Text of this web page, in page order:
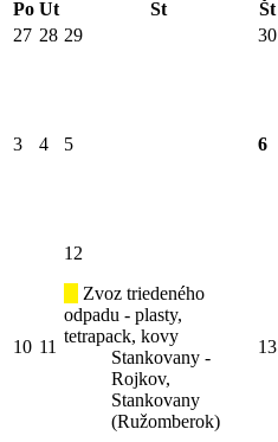
Po Ut St Št
27 28 29 30
3 4 5 6
10 11
12
Zvoz triedeného
odpadu - plasty,
tetrapack, kovy
Stankovany -
Rojkov,
Stankovany
(Ružomberok)
13